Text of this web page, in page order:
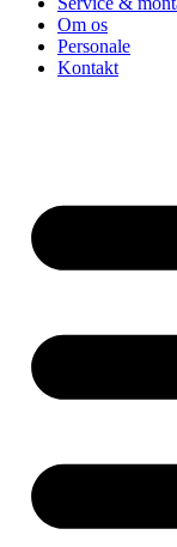
Om os
Personale
Kontakt